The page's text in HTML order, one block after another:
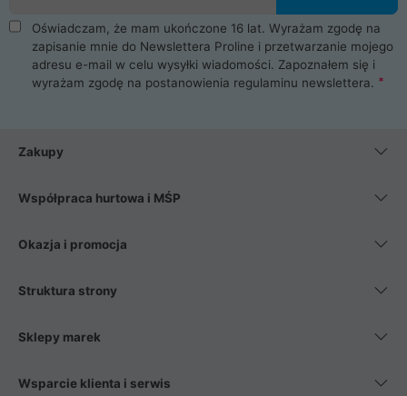
Oświadczam, że mam ukończone 16 lat. Wyrażam zgodę na
zapisanie mnie do Newslettera Proline i przetwarzanie mojego
adresu e-mail w celu wysyłki wiadomości. Zapoznałem się i
wyrażam zgodę na postanowienia regulaminu newslettera.
Zakupy
Współpraca hurtowa i MŚP
Okazja i promocja
Struktura strony
Sklepy marek
Wsparcie klienta i serwis